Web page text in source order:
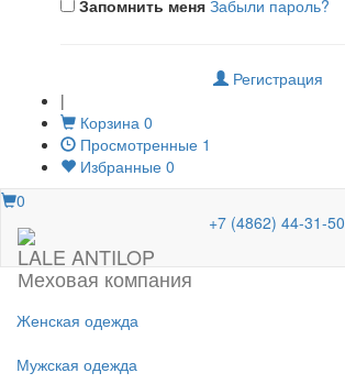
Запомнить меня Забыли пароль?
Регистрация
|
Корзина 0
Просмотренные 1
Избранные 0
0
LALE ANTILOP
Меховая компания
+7 (4862) 44-31-50
Женская одежда
Мужская одежда